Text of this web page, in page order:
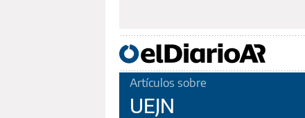
Artículos sobre
UEJN